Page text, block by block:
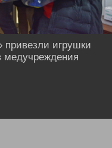
игрушки
медучреждения